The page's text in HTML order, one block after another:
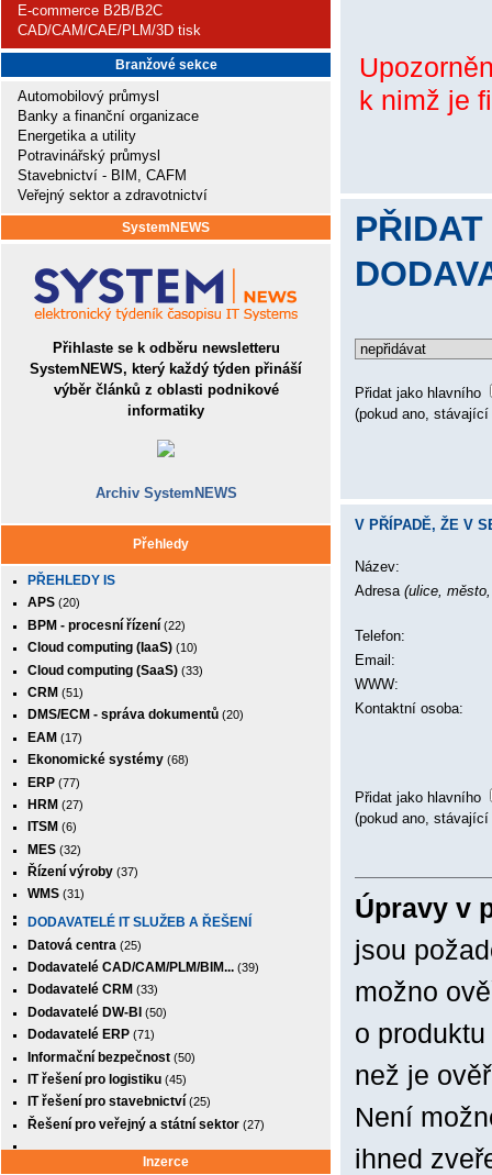
E-commerce B2B/B2C
CAD/CAM/CAE/PLM/3D tisk
Branžové sekce
Automobilový průmysl
Banky a finanční organizace
Energetika a utility
Potravinářský průmysl
Stavebnictví - BIM, CAFM
Veřejný sektor a zdravotnictví
SystemNEWS
Přihlaste se k odběru newsletteru
SystemNEWS, který každý týden přináší
výběr článků z oblasti podnikové
informatiky
Archiv SystemNEWS
Přehledy
PŘEHLEDY IS
APS (20)
BPM - procesní řízení (22)
Cloud computing (IaaS) (10)
Cloud computing (SaaS) (33)
CRM (51)
DMS/ECM - správa dokumentů (20)
EAM (17)
Ekonomické systémy (68)
ERP (77)
HRM (27)
ITSM (6)
MES (32)
Řízení výroby (37)
WMS (31)
DODAVATELÉ IT SLUŽEB A ŘEŠENÍ
Datová centra (25)
Dodavatelé CAD/CAM/PLM/BIM... (39)
Dodavatelé CRM (33)
Dodavatelé DW-BI (50)
Dodavatelé ERP (71)
Informační bezpečnost (50)
IT řešení pro logistiku (45)
IT řešení pro stavebnictví (25)
Řešení pro veřejný a státní sektor (27)
Inzerce
k nimž je
Přidat jako hlavního
(pokud ano,
V PŘÍPADĚ, ŽE V
Název:
Adresa (ulice,
Telefon:
Email:
WWW:
Kontaktní osoba:
Přidat jako hlavního
(pokud ano,
Úpravy v
jsou
možno
o
než je
Není
ihned